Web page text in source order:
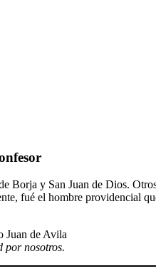
Borja y San Juan de Dios.
fué el hombre providencial
Juan de Avila
por nosotros.